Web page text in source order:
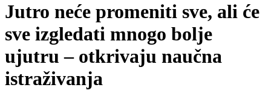
Jutro neće promeniti sve, ali će
sve izgledati mnogo bolje
ujutru – otkrivaju naučna
istraživanja